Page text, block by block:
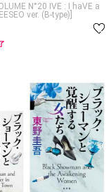
N°20 IVE : I haVE a
ver. (B-type)]